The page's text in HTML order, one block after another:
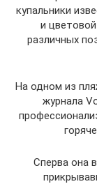
купальники
и
различных
На одном из
журнала
Сперва она